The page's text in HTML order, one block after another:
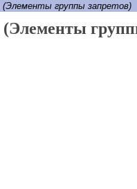
(Элементы группы